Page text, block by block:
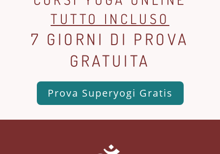
TUTTO INCLUSO
7 GIORNI DI PROVA
GRATUITA
Prova Superyogi Gratis